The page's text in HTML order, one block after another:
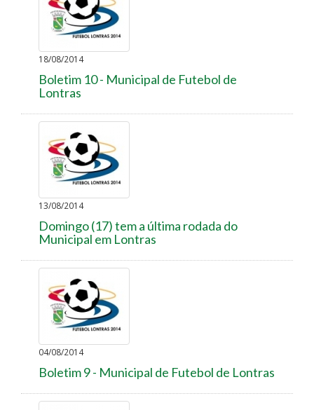
18/08/2014
Boletim 10 - Municipal de Futebol de
Lontras
13/08/2014
Domingo (17) tem a última rodada do
Municipal em Lontras
04/08/2014
Boletim 9 - Municipal de Futebol de Lontras